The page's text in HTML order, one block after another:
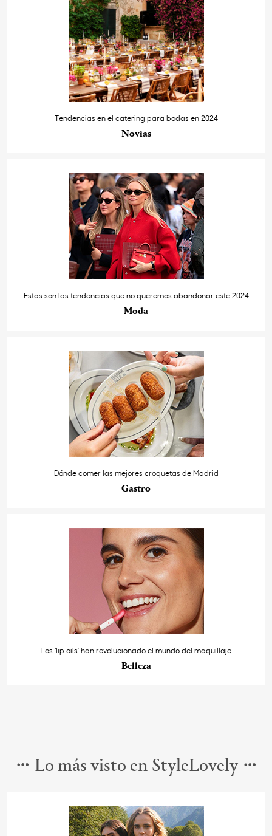
Tendencias en el catering para bodas en 2024
Novias
Estas son las tendencias que no queremos abandonar este 2024
Moda
Dónde comer las mejores croquetas de Madrid
Gastro
Los ‘lip oils’ han revolucionado el mundo del maquillaje
Belleza
Lo más visto en StyleLovely